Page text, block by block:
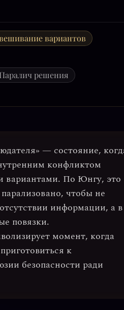
вариантов
Паралич решения
— состояние,
конфликтом
вариантами. По Юнгу, это
чтобы не
информации, а в
повязки.
момент, когда
к
безопасности ради